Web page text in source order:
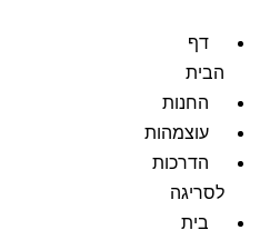
דף
הבית
החנות
עוצמהות
הדרכות
לסריגה
בית